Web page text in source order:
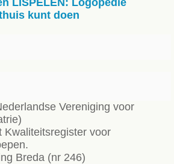
LISPELEN: Logopedie
kunt doen
Vereniging voor
Kwaliteitsregister voor
Breda (nr 246)